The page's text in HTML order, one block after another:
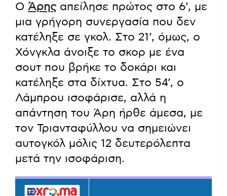
Ο Άρηςαπείλησε πρώτος στο 6’, με
μια γρήγορη συνεργασία που δεν
κατέληξε σε γκολ. Στο 21’, όμως, ο
Χόνγκλα άνοιξε το σκορ με ένα
σουτ που βρήκε το δοκάρι και
κατέληξε στα δίχτυα. Στο 54’, ο
Λάμπρου ισοφάρισε, αλλά η
απάντηση του Άρη ήρθε άμεσα, με
τον Τριανταφύλλου να σημειώνει
αυτογκόλ μόλις 12 δευτερόλεπτα
μετά την ισοφάριση.